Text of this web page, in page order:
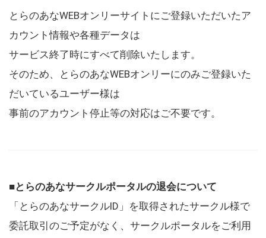
とらのあなWEBオンリーサイトにご登録いただいたア
カウント情報や各種データは
サービス終了時にすべて削除いたします。
そのため、とらのあなWEBオンリーにのみご登録いた
だいているユーザー様は
事前のアカウント停止等の対応はご不要です。
■とらのあなサークルポータルの退会について
「とらのあなサークルID」を取得されたサークル様で
委託取引のご予定がなく、サークルポータルをご利用